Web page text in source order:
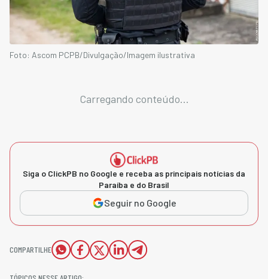
Foto: Ascom PCPB/Divulgação/Imagem ilustrativa
Carregando conteúdo...
Siga o ClickPB no Google e receba as principais notícias da
Paraíba e do Brasil
Seguir no Google
COMPARTILHE